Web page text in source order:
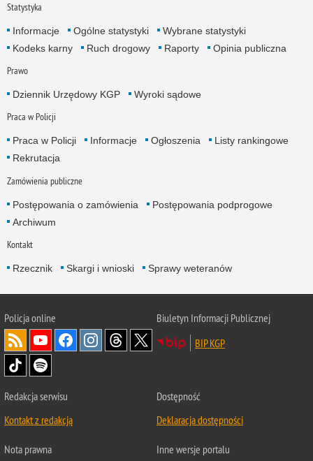
Statystyka
Informacje Ogólne statystyki
Wybrane statystyki
Kodeks karny
Ruch drogowy Raporty Opinia publiczna
Prawo
Dziennik Urzędowy KGP Wyroki sądowe
Praca w Policji
Praca w Policji Informacje Ogłoszenia
Listy rankingowe
Rekrutacja
Zamówienia publiczne
Postępowania o zamówienia
Postępowania podprogowe
Archiwum
Kontakt
Rzecznik Skargi i wnioski Sprawy weteranów
Policjaonline
Biuletyn Informacji Publicznej
BIP KGP
Redakcja serwisu
Kontakt z redakcją
Dostępność
Deklaracja dostępności
Nota prawna
Inne wersje portalu